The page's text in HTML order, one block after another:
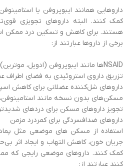
داروهایی همانند ایبوپروفن یا
کمک کنند. البته داروهای تجویزی
هستند. برای کاهش و تسکین درد ممکن
برخی از داروها عبارتند از:
NSAID‌ها مانند ایبوپروفن (ادویل، موترین)، کتوپروفن یا ناپروکسن
تزریق داروی استروئیدی به فضای اطراف
داروهای شل‌کننده عضلانی برای کاهش
مسکن‌های بدون نسخه مانند
تجویز داروهای مسکن برای دردهای
داروهای ضدافسردگی برای کمردرد مزمن
استفاده از مسکن های موضعی مثل
جریان خون، کاهش التهاب و ایجاد اثر
کمک کنند. داروهای موضعی رایجی که